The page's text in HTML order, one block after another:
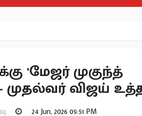
'மேஜர் முகுந்த்
விஜய்
24 Jun, 2026 09:51 PM